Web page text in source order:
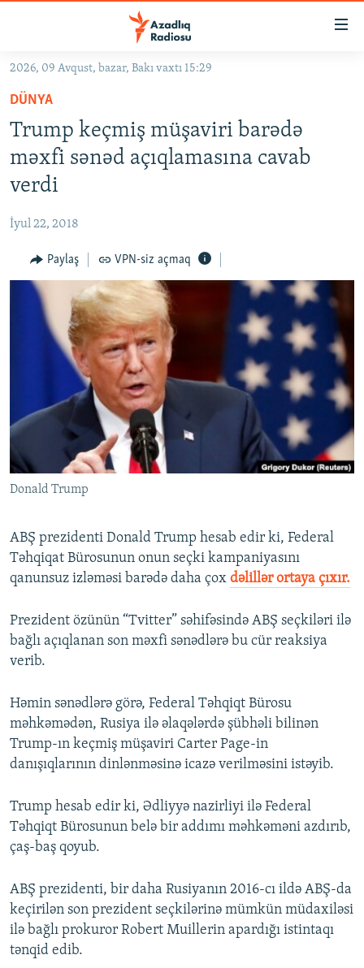
Əsas
qayıt
Əsas
naviqasiyaya
qayıt
Axtarışa
KORRUPSIOMETR
#ƏSLINDƏ
QANUNI DOĞRU
ARAŞDIRMA
MULTIMEDIA
VIDEO
FOTOQALEREYA
İNFOQRAFIKA
KARIKATURA
RADIO ARXIV
OXU ZALI
AZƏRBAYCAN ƏDƏBIYYATI KITABXANASI
İSLAM VƏ DEMOKRATIYA
İZ - MƏDƏNIYYƏT PROQRAMI
HAQQIMIZDA
MISSIYAMIZ
PEŞƏ ETIKASI VƏ JURNALISTIKA STANDARTLARIMIZ
MATERIALLARIMIZDAN ISTIFADƏ
AZADLIQRADIOSU MOBIL TELEFONUNUZDA
BIZIMLƏ ƏLAQƏ
RFE/RL-in bütün saytları
2026, 09 Avqust, bazar, Bakı vaxtı 15:29
DÜNYA
Trump keçmiş müşaviri barədə
məxfi sənəd açıqlamasına cavab
verdi
İyul 22, 2018
Paylaş VPN-siz açmaq
Donald Trump
ABŞ prezidenti Donald Trump hesab edir ki, Federal
Təhqiqat Bürosunun onun seçki kampaniyasını
qanunsuz izləməsi barədə daha çox dəlillər ortaya çıxır.
Prezident özünün “Tvitter” səhifəsində ABŞ seçkiləri ilə
bağlı açıqlanan son məxfi sənədlərə bu cür reaksiya
verib.
Həmin sənədlərə görə, Federal Təhqiqt Bürosu
məhkəmədən, Rusiya ilə əlaqələrdə şübhəli bilinən
Trump-ın keçmiş müşaviri Carter Page-in
danışıqlarının dinlənməsinə icazə verilməsini istəyib.
Trump hesab edir ki, Ədliyyə nazirliyi ilə Federal
Təhqiqt Bürosunun belə bir addımı məhkəməni azdırıb,
çaş-baş qoyub.
ABŞ prezidenti, bir daha Rusiyanın 2016-cı ildə ABŞ-da
keçirilən son prezident seçkilərinə mümkün müdaxiləsi
ilə bağlı prokuror Robert Muillerin apardığı istintaqı
tənqid edib.